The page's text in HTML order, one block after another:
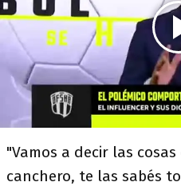
"Vamos a decir las
canchero, te las sabés